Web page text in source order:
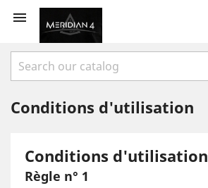

Conditions d'utilisation
Conditions d'utilisation
Règle n° 1